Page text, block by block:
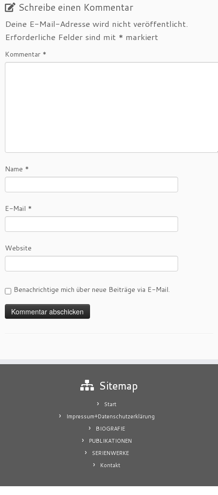
Schreibe einen Kommentar
Deine E-Mail-Adresse wird nicht veröffentlicht.
Erforderliche Felder sind mit * markiert
Kommentar *
Name *
E-Mail *
Website
Benachrichtige mich über neue Beiträge via E-Mail.
Sitemap
Start
Impressum+Datenschutzerklärung
BIOGRAFIE
PUBLIKATIONEN
SERIENWERKE
Kontakt